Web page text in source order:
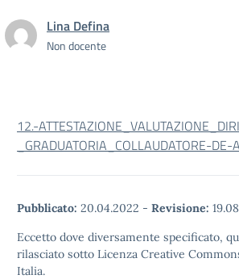
Lina Defina
Non docente
12.-
_GRADUATORIA_COLLAUDATORE-DE-
Pubblicato: 20.04.2022 - Revisione:
Eccetto dove diversamente specificato,
rilasciato sotto Licenza Creative
Italia.